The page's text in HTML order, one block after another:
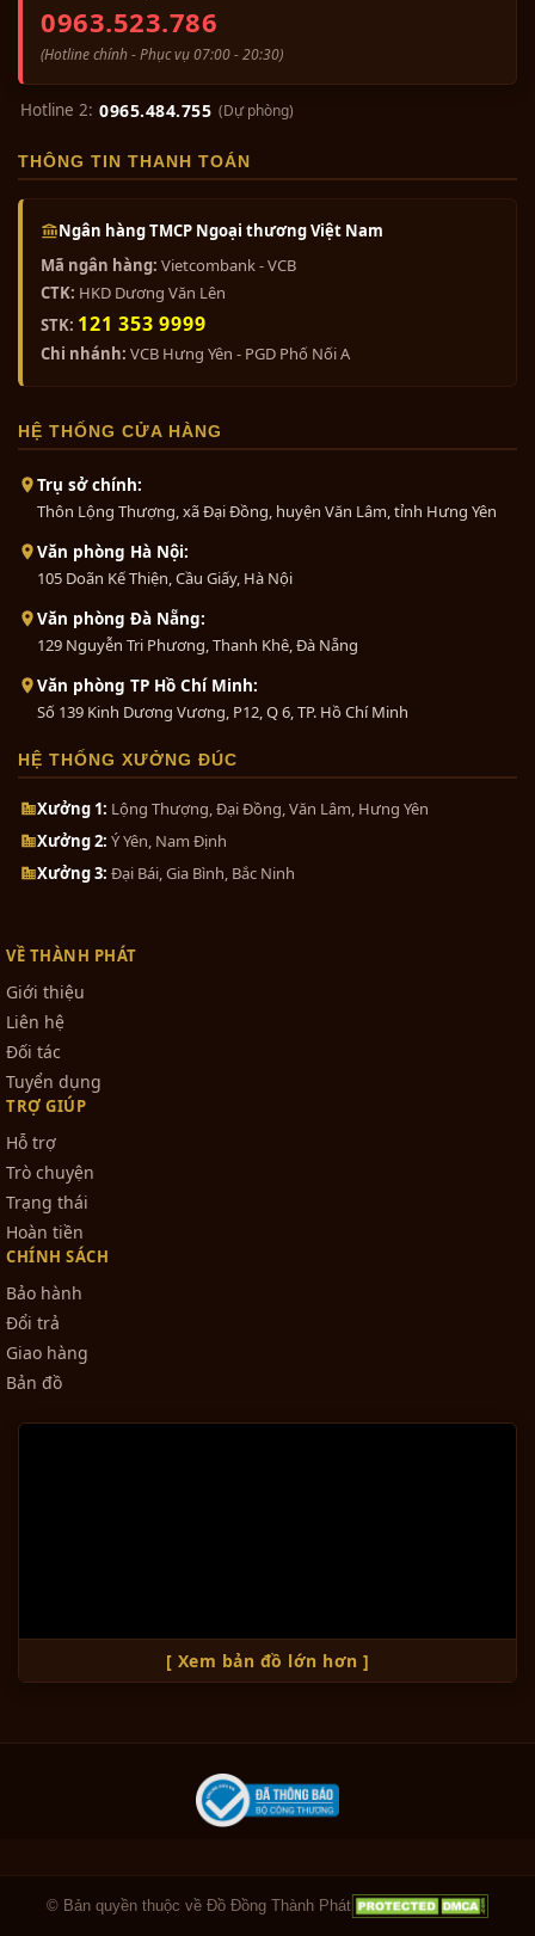
0963.523.786
(Hotline chính - Phục vụ 07:00 - 20:30)
Hotline 2: 0965.484.755 (Dự phòng)
THÔNG TIN THANH TOÁN
Ngân hàng TMCP Ngoại thương Việt Nam
Mã ngân hàng: Vietcombank - VCB
CTK: HKD Dương Văn Lên
STK: 121 353 9999
Chi nhánh: VCB Hưng Yên - PGD Phố Nối A
HỆ THỐNG CỬA HÀNG
Trụ sở chính:
Thôn Lộng Thượng, xã Đại Đồng, huyện Văn Lâm, tỉnh Hưng Yên
Văn phòng Hà Nội:
105 Doãn Kế Thiện, Cầu Giấy, Hà Nội
Văn phòng Đà Nẵng:
129 Nguyễn Tri Phương, Thanh Khê, Đà Nẵng
Văn phòng TP Hồ Chí Minh:
Số 139 Kinh Dương Vương, P12, Q 6, TP. Hồ Chí Minh
HỆ THỐNG XƯỞNG ĐÚC
Xưởng 1: Lộng Thượng, Đại Đồng, Văn Lâm, Hưng Yên
Xưởng 2: Ý Yên, Nam Định
Xưởng 3: Đại Bái, Gia Bình, Bắc Ninh
VỀ THÀNH PHÁT
Giới thiệu
Liên hệ
Đối tác
Tuyển dụng
TRỢ GIÚP
Hỗ trợ
Trò chuyện
Trạng thái
Hoàn tiền
CHÍNH SÁCH
Bảo hành
Đổi trả
Giao hàng
Bản đồ
[ Xem bản đồ lớn hơn ]
© Bản quyền thuộc về Đồ Đồng Thành Phát